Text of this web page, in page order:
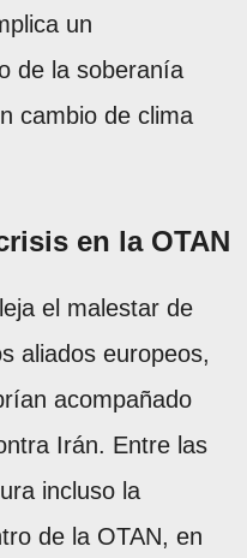
un
de la soberanía
cambio de clima
en la OTAN
el malestar de
aliados europeos,
acompañado
Irán. Entre las
incluso la
de la OTAN, en